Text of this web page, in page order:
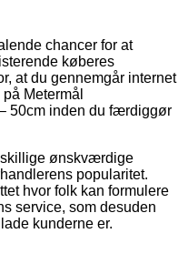
chancer for at
køberes
at du gennemgår internet
Metermål
50cm inden du færdiggør
ønskværdige
popularitet.
hvor folk kan formulere
service, som desuden
kunderne er.